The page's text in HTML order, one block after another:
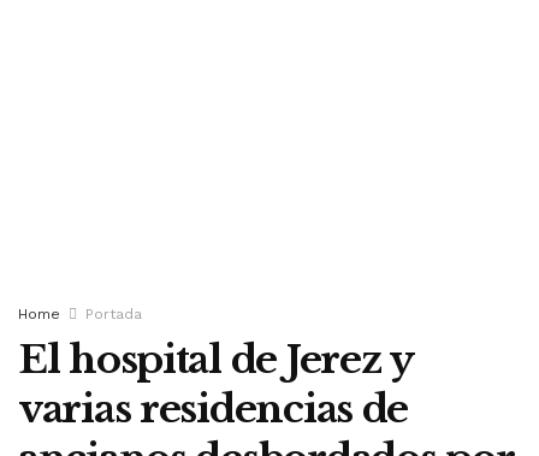
Home Portada
El hospital de Jerez y
varias residencias de